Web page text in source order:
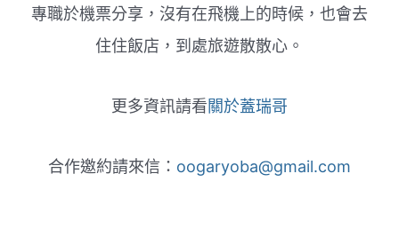
專職於機票分享，沒有在飛機上的時候，也會去
住住飯店，到處旅遊散散心。
更多資訊請看關於蓋瑞哥
合作邀約請來信： oogaryoba@gmail.com